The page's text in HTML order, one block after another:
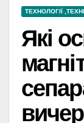
ТЕХНОЛОГІЇ
Які